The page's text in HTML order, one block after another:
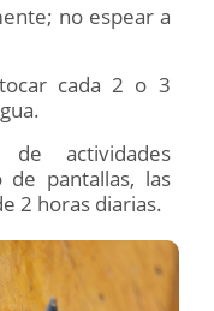
no espear a
cada 2 o 3
actividades
de pantallas, las
2 horas diarias.